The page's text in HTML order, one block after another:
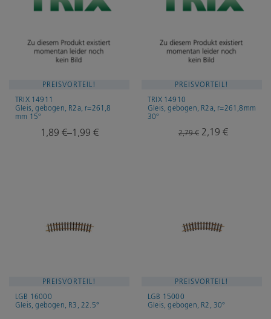
PREISVORTEIL!
TRIX 14911
Gleis, gebogen, R2a, r=261,8
mm 15°
1,89 €–1,99 €
PREISVORTEIL!
TRIX 14910
Gleis, gebogen, R2a, r=261,8mm
30°
2,79€ Ursprünglicher
2,19 €Aktueller
PREISVORTEIL!
LGB 16000
Gleis, gebogen, R3, 22.5°
PREISVORTEIL!
LGB 15000
Gleis, gebogen, R2, 30°